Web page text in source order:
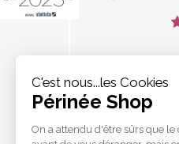
Périnée Shop
On a attendu d'être sûrs que le
contenu de ce site vous